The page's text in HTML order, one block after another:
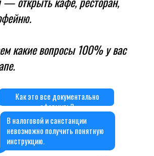
какие вопросы 100% у вас
Как это все документально
оформить?
В налоговой и санстанции
невозможно получить понятную
инструкцию.